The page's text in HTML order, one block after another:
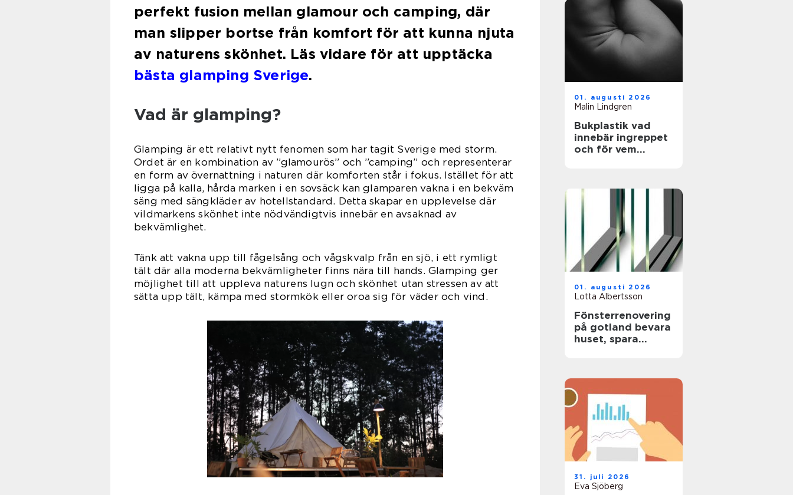
perfekt fusion mellan glamour och camping, där
man slipper bortse från komfort för att kunna njuta
av naturens skönhet. Läs vidare för att upptäcka
bästa glamping Sverige.
Vad är glamping?
Glamping är ett relativt nytt fenomen som har tagit Sverige med storm.
Ordet är en kombination av ”glamourös” och ”camping” och representerar
en form av övernattning i naturen där komforten står i fokus. Istället för att
ligga på kalla, hårda marken i en sovsäck kan glamparen vakna i en bekväm
säng med sängkläder av hotellstandard. Detta skapar en upplevelse där
vildmarkens skönhet inte nödvändigtvis innebär en avsaknad av
bekvämlighet.
Tänk att vakna upp till fågelsång och vågskvalp från en sjö, i ett rymligt
tält där alla moderna bekvämligheter finns nära till hands. Glamping ger
möjlighet till att uppleva naturens lugn och skönhet utan stressen av att
sätta upp tält, kämpa med stormkök eller oroa sig för väder och vind.
01. augusti 2026
Malin Lindgren
Bukplastik vad
innebär ingreppet
och för vem
01. augusti 2026
Lotta Albertsson
Fönsterrenovering
på gotland bevara
huset, spara
31. juli 2026
Eva Sjöberg